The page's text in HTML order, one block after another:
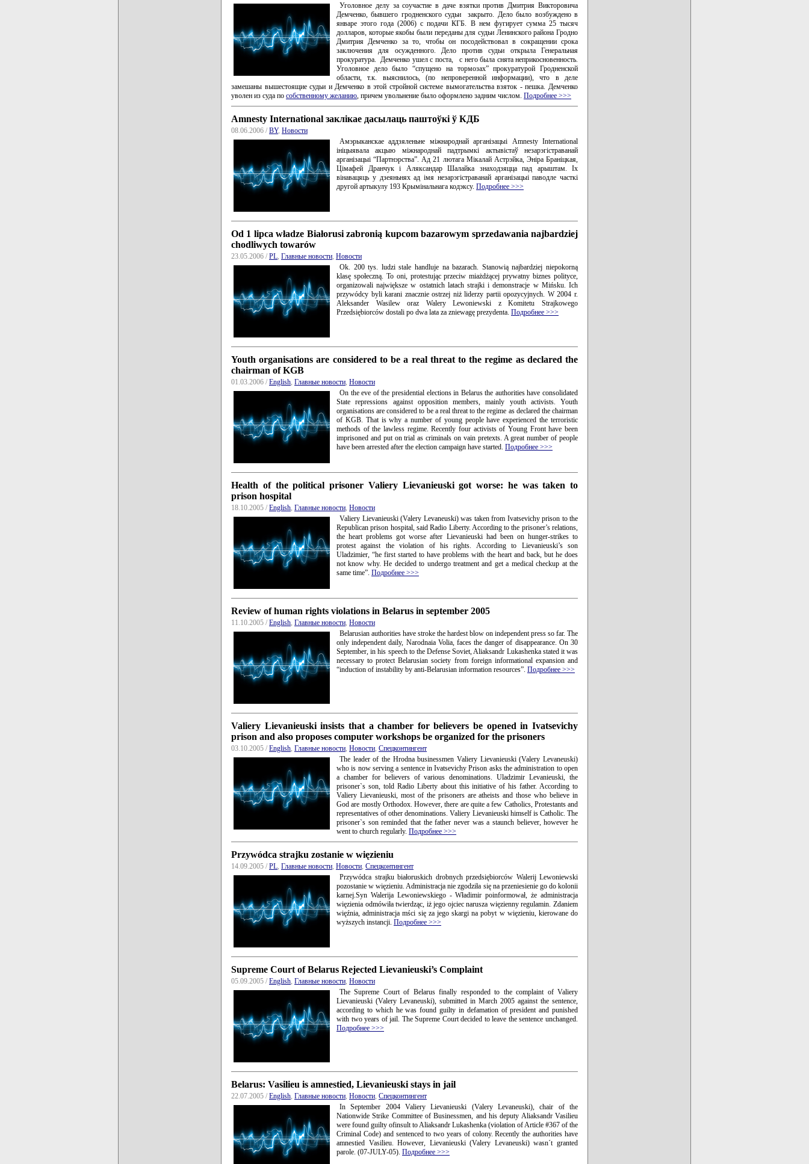
Уголовное делу за соучастие в даче взятки против Дмитрия Викторовича
Демченко, бывшего гродненского судьи закрыто. Дело было возбуждено в
январе этого года (2006) с подачи КГБ. В нем фугирует сумма 25 тысяч
долларов, которые якобы были переданы для судьи Ленинского района Гродно
Дмитрия Демченко за то, чтобы он посодействовал в сокращении срока
заключения для осужденного. Дело против судьи открыла Генеральная
прокуратура. Демченко ушел с поста, с него была снята неприкосновенность.
Уголовное дело было “спущено на тормозах” прокуратурой Гродненской
области, т.к. выяснилось, (по непроверенной информации), что в деле
замешаны вышестоящие судьи и Демченко в этой стройной системе вымогательства взяток - пешка. Демченко
уволен из суда по собственному желанию , причем увольнение было оформлено задним числом. Подробнее >>>
Amnesty International заклікае дасылаць паштоўкі ў КДБ
08.06.2006 / BY, Новости
Амэрыканскае аддзяленьне міжнароднай арганізацыі Amnesty International
ініцыявала акцыю міжнароднай падтрымкі актывістаў незарэгістраванай
арганізацыі “Партнэрства”. Ад 21 лютага Мікалай Астрэйка, Эніра Браніцкая,
Цімафей Дранчук і Аляксандар Шалайка знаходзяцца пад арыштам. Іх
вінавацяць у дзеяньнях ад імя незарэгістраванай арганізацыі паводле часткі
другой артыкулу 193 Крымінальнага кодэксу. Подробнее >>>
Od 1 lipca władze Białorusi zabronią kupcom bazarowym sprzedawania najbardziej
chodliwych towarów
23.05.2006 / PL Главные новости Новости
Ok. 200 tys. ludzi stale handluje na bazarach. Stanowią najbardziej niepokorną
klasę społeczną. To oni, protestując przeciw miażdżącej prywatny biznes polityce,
organizowali największe w ostatnich latach strajki i demonstracje w Mińsku. Ich
przywódcy byli karani znacznie ostrzej niż liderzy partii opozycyjnych. W 2004 r.
Aleksander Wasilew oraz Walery Lewoniewski z Komitetu Strajkowego
Przedsiębiorców dostali po dwa lata za zniewagę prezydenta. Подробнее >>>
Youth organisations are considered to be a real threat to the regime as declared the
chairman of KGB
01.03.2006 / English Главные новости Новости
On the eve of the presidential elections in Belarus the authorities have consolidated
State repressions against opposition members, mainly youth activists. Youth
organisations are considered to be a real threat to the regime as declared the chairman
of KGB. That is why a number of young people have experienced the terroristic
methods of the lawless regime. Recently four activists of Young Front have been
imprisoned and put on trial as criminals on vain pretexts. A great number of people
have been arrested after the election campaign have started. Подробнее >>>
Health of the political prisoner Valiery Lievanieuski got worse: he was taken to
prison hospital
18.10.2005 / English Главные новости Новости
Valiery Lievanieuski (Valery Levaneuski) was taken from Ivatsevichy prison to the
Republican prison hospital, said Radio Liberty. According to the prisoner’s relations,
the heart problems got worse after Lievanieuski had been on hunger-strikes to
protest against the violation of his rights. According to Lievanieuski’s son
Uladzimier, “he first started to have problems with the heart and back, but he does
not know why. He decided to undergo treatment and get a medical checkup at the
same time”. Подробнее >>>
Review of human rights violations in Belarus in september 2005
11.10.2005 / English Главные новости Новости
Belarusian authorities have stroke the hardest blow on independent press so far. The
only independent daily, Narodnaia Volia, faces the danger of disappearance. On 30
September, in his speech to the Defense Soviet, Aliaksandr Lukashenka stated it was
necessary to protect Belarusian society from foreign informational expansion and
“induction of instability by anti-Belarusian information resources”. Подробнее >>>
Valiery Lievanieuski insists that a chamber for believers be opened in Ivatsevichy
prison and also proposes computer workshops be organized for the prisoners
03.10.2005 / English Главные новости Новости Спецконтингент
The leader of the Hrodna businessmen Valiery Lievanieuski (Valery Levaneuski)
who is now serving a sentence in Ivatsevichy Prison asks the administration to open
a chamber for believers of various denominations. Uladzimir Levanieuski, the
prisoner`s son, told Radio Liberty about this initiative of his father. According to
Valiery Lievanieuski, most of the prisoners are atheists and those who believe in
God are mostly Orthodox. However, there are quite a few Catholics, Protestants and
representatives of other denominations. Valiery Lievanieuski himself is Catholic. The
prisoner`s son reminded that the father never was a staunch believer, however he
went to church regularly. Подробнее >>>
Przywódca strajku zostanie w więzieniu
14.09.2005 / PL Главные новости Новости Спецконтингент
Przywódca strajku białoruskich drobnych przedsiębiorców Walerij Lewoniewski
pozostanie w więzieniu. Administracja nie zgodziła się na przeniesienie go do kolonii
karnej.Syn Walerija Lewoniewskiego - Władimir poinformował, że administracja
więzienia odmówiła twierdząc, iż jego ojciec narusza więzienny regulamin. Zdaniem
więźnia, administracja mści się za jego skargi na pobyt w więzieniu, kierowane do
wyższych instancji. Подробнее >>>
Supreme Court of Belarus Rejected Lievanieuski’s Complaint
05.09.2005 / English Главные новости Новости
The Supreme Court of Belarus finally responded to the complaint of Valiery
Lievanieuski (Valery Levaneuski), submitted in March 2005 against the sentence,
according to which he was found guilty in defamation of president and punished
with two years of jail. The Supreme Court decided to leave the sentence unchanged.
Подробнее >>>
Belarus: Vasilieu is amnestied, Lievanieuski stays in jail
22.07.2005 / English Главные новости Новости Спецконтингент
In September 2004 Valiery Lievanieuski (Valery Levaneuski), chair of the
Nationwide Strike Committee of Businessmen, and his deputy Aliaksandr Vasilieu
were found guilty ofinsult to Aliaksandr Lukashenka (violation of Article #367 of the
Criminal Code) and sentenced to two years of colony. Recently the authorities have
amnestied Vasilieu. However, Lievanieuski (Valery Levaneuski) wasn´t granted
parole. (07-JULY-05). Подробнее >>>